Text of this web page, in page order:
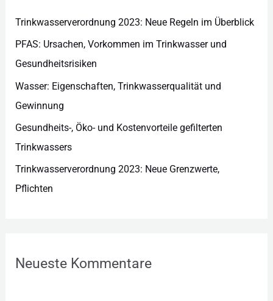
Trinkwasserverordnung 2023: Neue Regeln im Überblick
PFAS: Ursachen, Vorkommen im Trinkwasser und
Gesundheitsrisiken
Wasser: Eigenschaften, Trinkwasserqualität und
Gewinnung
Gesundheits-, Öko- und Kostenvorteile gefilterten
Trinkwassers
Trinkwasserverordnung 2023: Neue Grenzwerte,
Pflichten
Neueste Kommentare
e
n